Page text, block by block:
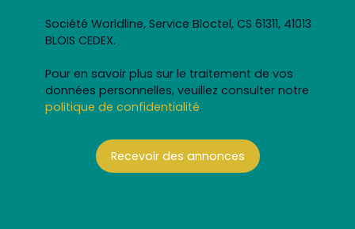
Société Worldline, Service Bloctel, CS 61311, 41013
BLOIS CEDEX.
Pour en savoir plus sur le traitement de vos
données personnelles, veuillez consulter notre
politique de confidentialité.
Recevoir des annonces